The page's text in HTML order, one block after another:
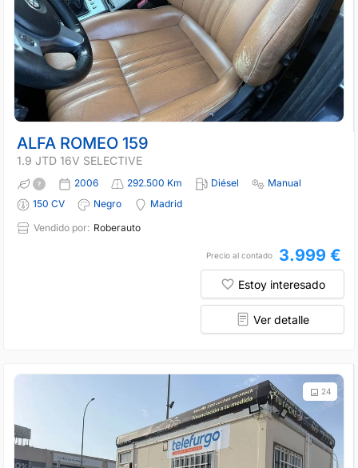
ALFA ROMEO 159
1.9 JTD 16V SELECTIVE
2006 292.500 Km Diésel
Manual
150 CV
Negro
Madrid
Vendido por: Roberauto
Precio al contado 3.999 €
Estoy interesado
Ver detalle
24